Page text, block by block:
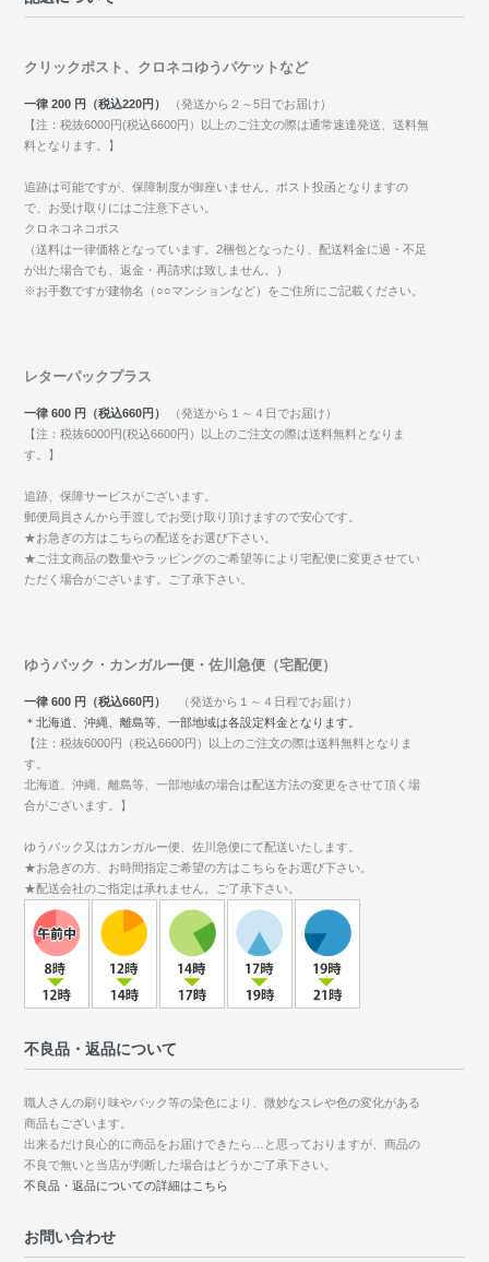
クリックポスト、クロネコゆうパケットなど
一律 200 円（税込220円）
（発送から２～5日でお届け）
【注：税抜6000円(税込6600円）以上のご注文の際は通常速達発送、送料無
料となります。】
追跡は可能ですが、保障制度が御座いません。ポスト投函となりますの
で、お受け取りにはご注意下さい。
クロネコネコポス
（送料は一律価格となっています。2梱包となったり、配送料金に過・不足
が出た場合でも、返金・再請求は致しません。）
※お手数ですが建物名（○○マンションなど）をご住所にご記載ください。
レターパックプラス
一律 600 円（税込660円）
（発送から１～４日でお届け）
【注：税抜6000円(税込6600円）以上のご注文の際は送料無料となりま
す。】
追跡、保障サービスがございます。
郵便局員さんから手渡しでお受け取り頂けますので安心です。
★お急ぎの方はこちらの配送をお選び下さい。
★ご注文商品の数量やラッピングのご希望等により宅配便に変更させてい
ただく場合がございます。ご了承下さい。
ゆうパック・カンガルー便・佐川急便（宅配便）
一律 600 円（税込660円）
（発送から１～４日程でお届け）
＊北海道、沖縄、離島等、一部地域は各設定料金となります。
【注：税抜6000円（税込6600円）以上のご注文の際は送料無料となりま
す。
北海道、沖縄、離島等、一部地域の場合は配送方法の変更をさせて頂く場
合がございます。】
ゆうパック又はカンガルー便、佐川急便にて配送いたします。
★お急ぎの方、お時間指定ご希望の方はこちらをお選び下さい。
★配送会社のご指定は承れません。ご了承下さい。
不良品・返品について
職人さんの刷り味やバック等の染色により、微妙なスレや色の変化がある
商品もございます。
出来るだけ良心的に商品をお届けできたら…と思っておりますが、商品の
不良で無いと当店が判断した場合はどうかご了承下さい。
不良品・返品についての詳細はこちら
お問い合わせ